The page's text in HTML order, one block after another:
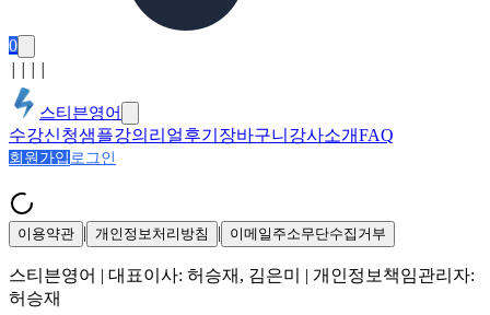
0
스티븐영어
수강신청샘플강의 리얼후기 장바구니 강사소개FAQ
회원가입 로그인
이용약관 | 개인정보처리방침 | 이메일주소무단수집거부
스티븐영어 | 대표이사: 허승재, 김은미
| 개인정보책임관리자:
허승재